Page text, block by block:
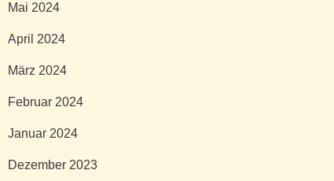
Mai 2024
April 2024
März 2024
Februar 2024
Januar 2024
Dezember 2023